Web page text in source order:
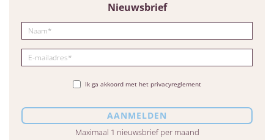
Nieuwsbrief
Ik ga akkoord met het privacyreglement
Maximaal 1 nieuwsbrief per maand